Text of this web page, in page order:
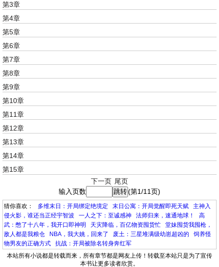
第3章
第4章
第5章
第6章
第7章
第8章
第9章
第10章
第11章
第12章
第13章
第14章
第15章
下一页 尾页
输入页数
(第1/11页)
猜你喜欢： 多维末日：开局绑定绝境定 末日公寓：开局觉醒即死天赋
主神入
侵火影，谁还当正经宇智波
一人之下：至诚感神 法师归来，速通地球！
高
武：憋了十八年，我开口即神明
天灾降临，百亿物资囤货忙
堂妹囤货我囤枪，
敌人都是我粮仓
NBA，我大姚，回来了 废土：三星堆满级幼崽超凶的
饲养怪
物男友的正确方式
抗战：开局被除名转身奔红军
本站所有小说都是转载而来，所有章节都是网友上传！转载至本站只是为了宣传
本书让更多读者欣赏。